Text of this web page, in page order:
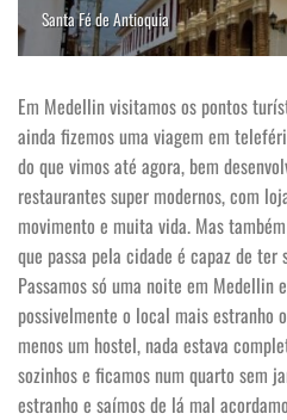
Santa Fé de Antioquia
Em Medellin visitamos os pontos
ainda fizemos uma viagem em
do que vimos até agora, bem
restaurantes super modernos, com
movimento e muita vida. Mas
que passa pela cidade é capaz de
Passamos só uma noite em Medellin
possivelmente o local mais estranho
menos um hostel, nada estava
sozinhos e ficamos num quarto sem
estranho e saímos de lá mal